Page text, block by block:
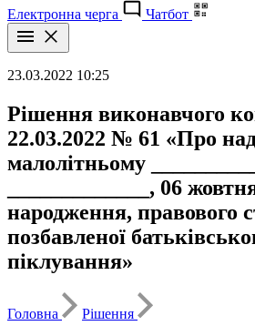
Електронна черга
Чатбот
23.03.2022 10:25
Рішення виконавчого
22.03.2022 № 61 «Про
малолітньому __________
_____________, 06
народження, правового
позбавленої
піклування»
Головна
Рішення